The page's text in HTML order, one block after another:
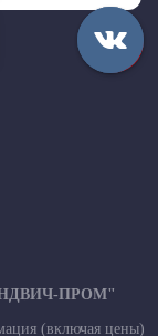
ПРОМ"
(включая цены)